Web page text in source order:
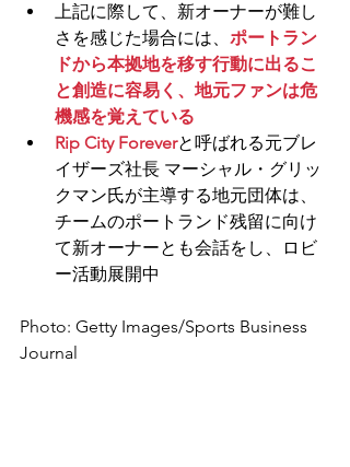
上記に際して、新オーナーが難し
さを感じた場合には、 ポートラン
ドから本拠地を移す行動に出るこ
と創造に容易く、地元ファンは危
機感を覚えている
Rip City Foreverと呼ばれる元ブレ
イザーズ社長 マーシャル・グリッ
クマン氏が主導する地元団体は、
チームのポートランド残留に向け
て新オーナーとも会話をし、ロビ
ー活動展開中
Photo: Getty Images/Sports Business
Journal